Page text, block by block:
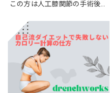
この方は人工膝関節の手術後、
ていましたが、現在では以前と
は比べものにならないほど動け
るようになっています。
そんな...